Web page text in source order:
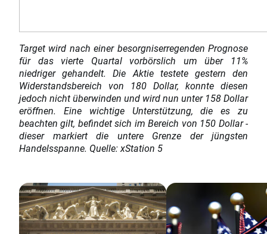
Target wird nach einer besorgniserregenden Prognose
für das vierte Quartal vorbörslich um über 11%
niedriger gehandelt. Die Aktie testete gestern den
Widerstandsbereich von 180 Dollar, konnte diesen
jedoch nicht überwinden und wird nun unter 158 Dollar
eröffnen. Eine wichtige Unterstützung, die es zu
beachten gilt, befindet sich im Bereich von 150 Dollar -
dieser markiert die untere Grenze der jüngsten
Handelsspanne. Quelle: xStation 5